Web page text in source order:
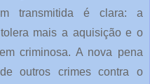
transmitida é clara: a
mais a aquisição e o
criminosa. A nova pena
outros crimes contra o